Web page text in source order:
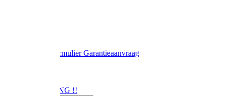
RetourformulierGarantieaanvraag
OPRUIMING !!